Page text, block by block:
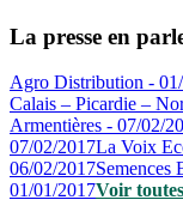
La presse en
Agro Distribution -
Calais – Picardie –
Armentières - 07/02/
07/02/2017La Voix
06/02/2017Semences
01/01/2017Voir